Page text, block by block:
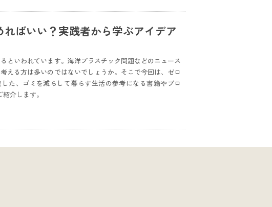
ばいい？実践者から学ぶアイデア
といわれています。海洋プラスチック問題などのニュース
える方は多いのではないでしょうか。そこで今回は、ゼロ
た、ゴミを減らして暮らす生活の参考になる書籍やブロ
介します。